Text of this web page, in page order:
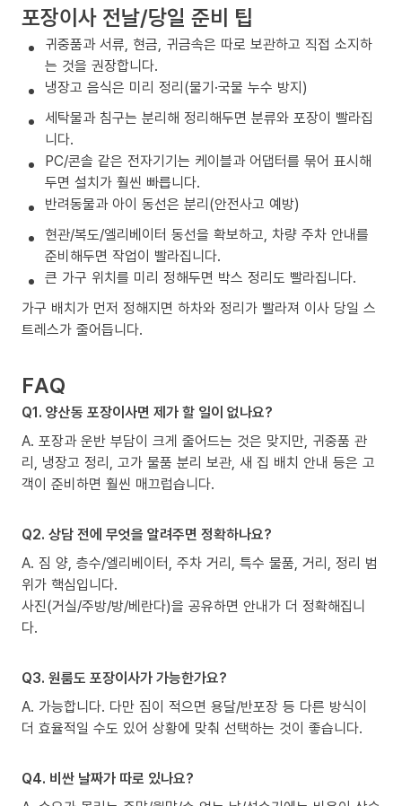
포장이사 전날/당일 준비 팁
귀중품과 서류, 현금, 귀금속은 따로 보관하고 직접 소지하
는 것을 권장합니다.
냉장고 음식은 미리 정리(물기·국물 누수 방지)
세탁물과 침구는 분리해 정리해두면 분류와 포장이 빨라집
니다.
PC/콘솔 같은 전자기기는 케이블과 어댑터를 묶어 표시해
두면 설치가 훨씬 빠릅니다.
반려동물과 아이 동선은 분리(안전사고 예방)
현관/복도/엘리베이터 동선을 확보하고, 차량 주차 안내를
준비해두면 작업이 빨라집니다.
큰 가구 위치를 미리 정해두면 박스 정리도 빨라집니다.
가구 배치가 먼저 정해지면 하차와 정리가 빨라져 이사 당일 스
트레스가 줄어듭니다.
FAQ
Q1. 양산동 포장이사면 제가 할 일이 없나요?
A. 포장과 운반 부담이 크게 줄어드는 것은 맞지만, 귀중품 관
리, 냉장고 정리, 고가 물품 분리 보관, 새 집 배치 안내 등은 고
객이 준비하면 훨씬 매끄럽습니다.
Q2. 상담 전에 무엇을 알려주면 정확하나요?
A. 짐 양, 층수/엘리베이터, 주차 거리, 특수 물품, 거리, 정리 범
위가 핵심입니다.
사진(거실/주방/방/베란다)을 공유하면 안내가 더 정확해집니
다.
Q3. 원룸도 포장이사가 가능한가요?
A. 가능합니다. 다만 짐이 적으면 용달/반포장 등 다른 방식이
더 효율적일 수도 있어 상황에 맞춰 선택하는 것이 좋습니다.
Q4. 비싼 날짜가 따로 있나요?